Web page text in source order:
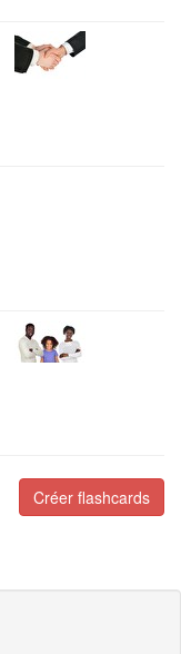
Créer flashcards